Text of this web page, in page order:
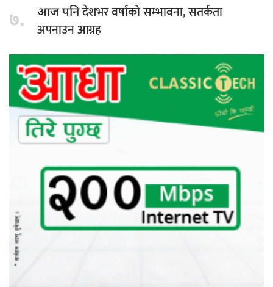
७. आज पनिदेशभर वर्षाको सम्भावना, सतर्कता
अपनाउन आग्रह